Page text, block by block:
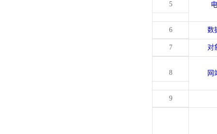
5
6 数
7 对
8 网
9